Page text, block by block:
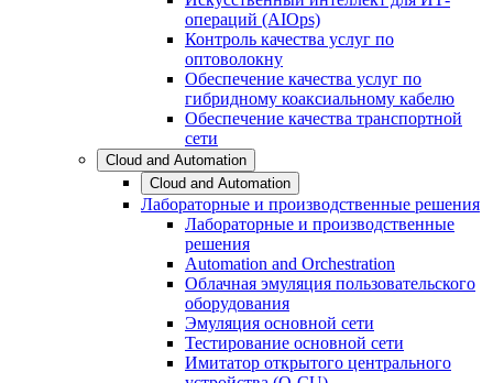
операций (AIOps)
Контроль качества услуг по
оптоволокну
Обеспечение качества услуг по
гибридному коаксиальному кабелю
Обеспечение качества транспортной
сети
Cloud and Automation
Cloud and Automation
Лабораторные и производственные решения
Лабораторные и производственные
решения
Automation and Orchestration
Облачная эмуляция пользовательского
оборудования
Эмуляция основной сети
Тестирование основной сети
Имитатор открытого центрального